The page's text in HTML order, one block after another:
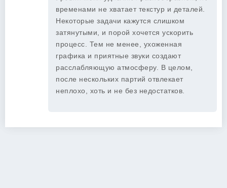
временами не хватает текстур и деталей.
Некоторые задачи кажутся слишком
затянутыми, и порой хочется ускорить
процесс. Тем не менее, ухоженная
графика и приятные звуки создают
расслабляющую атмосферу. В целом,
после нескольких партий отвлекает
неплохо, хоть и не без недостатков.